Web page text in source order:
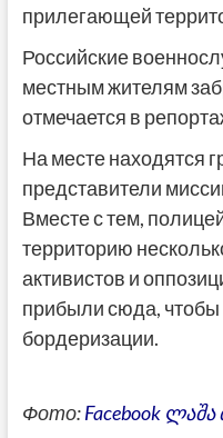
прилегающей
Российские
местным жителям
отмечается в
На месте находятся
представители
Вместе с тем,
территорию
активистов и
прибыли сюда,
бордеризации.
Фото:Facebook